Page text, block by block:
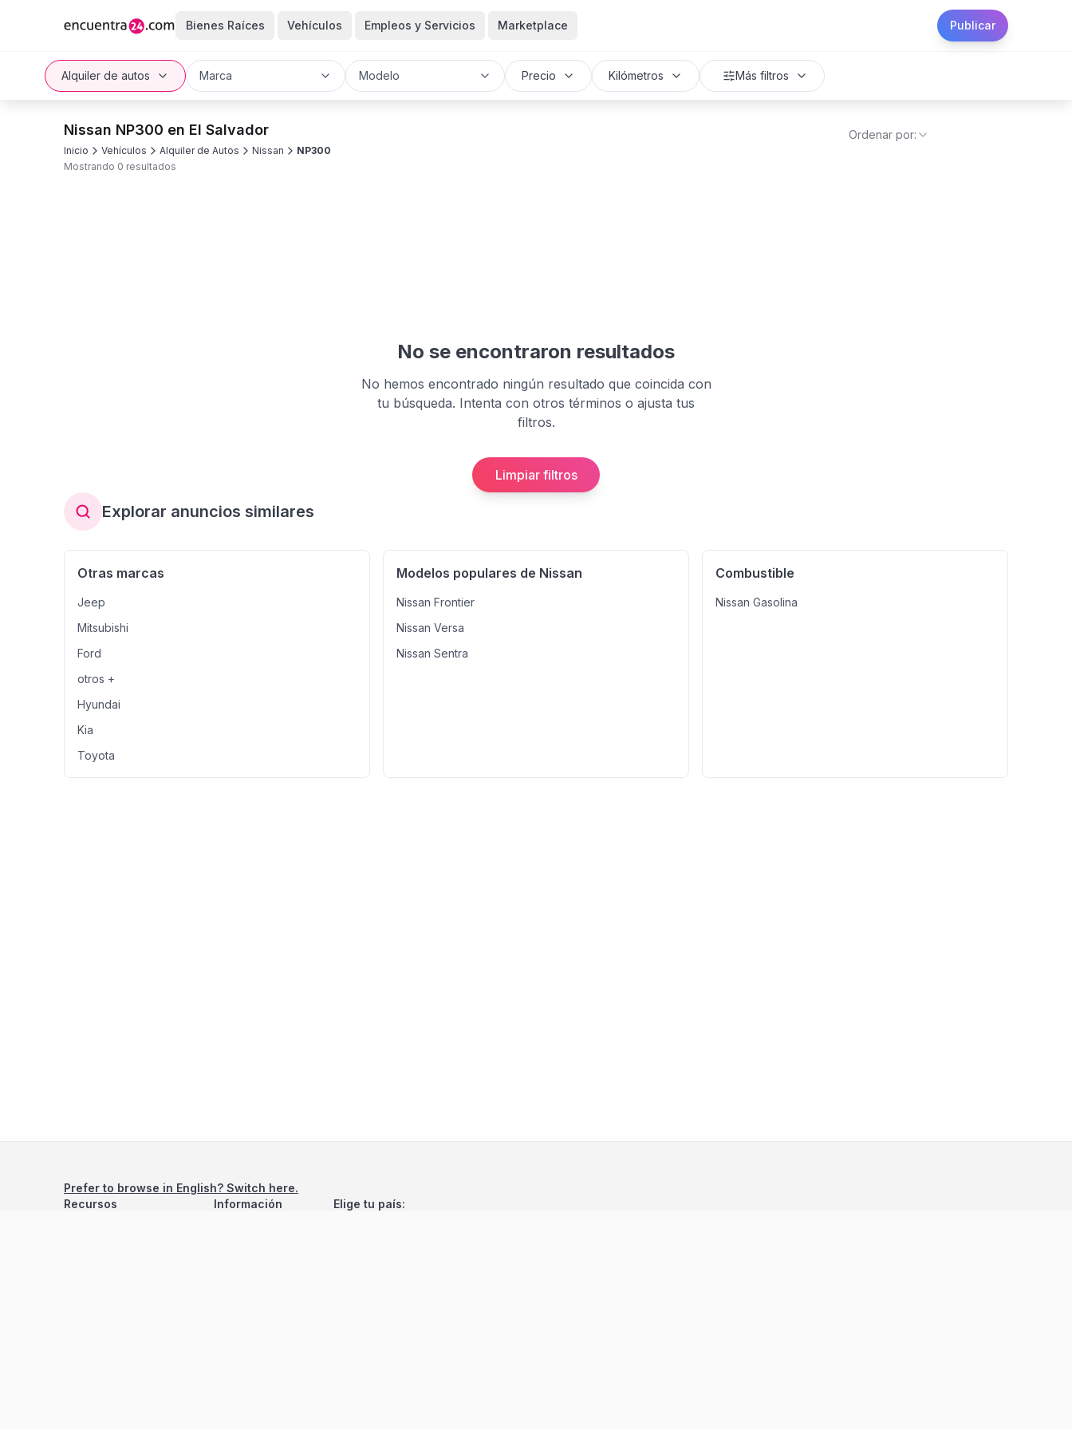
Bienes Raíces Vehículos Empleos y Servicios Marketplace Publicar
Alquiler de autos Marca Modelo Precio Kilómetros Más filtros
Nissan NP300 en El Salvador
Inicio Vehículos Alquiler de Autos Nissan
NP300
Mostrando 0 resultados
Ordenar por:
No se encontraron resultados
No hemos encontrado ningún resultado que coincida con
tu búsqueda. Intenta con otros términos o ajusta tus
filtros.
Limpiar filtros
Explorar anuncios similares
Otras marcas
Jeep
Mitsubishi
Ford
otros +
Hyundai
Kia
Toyota
Modelos populares de Nissan
Nissan Frontier
Nissan Versa
Nissan Sentra
Combustible
Nissan Gasolina
Prefer to browse in English? Switch here.
Recursos
Información Elige tu país: